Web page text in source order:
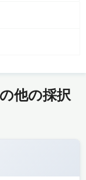
他の採択